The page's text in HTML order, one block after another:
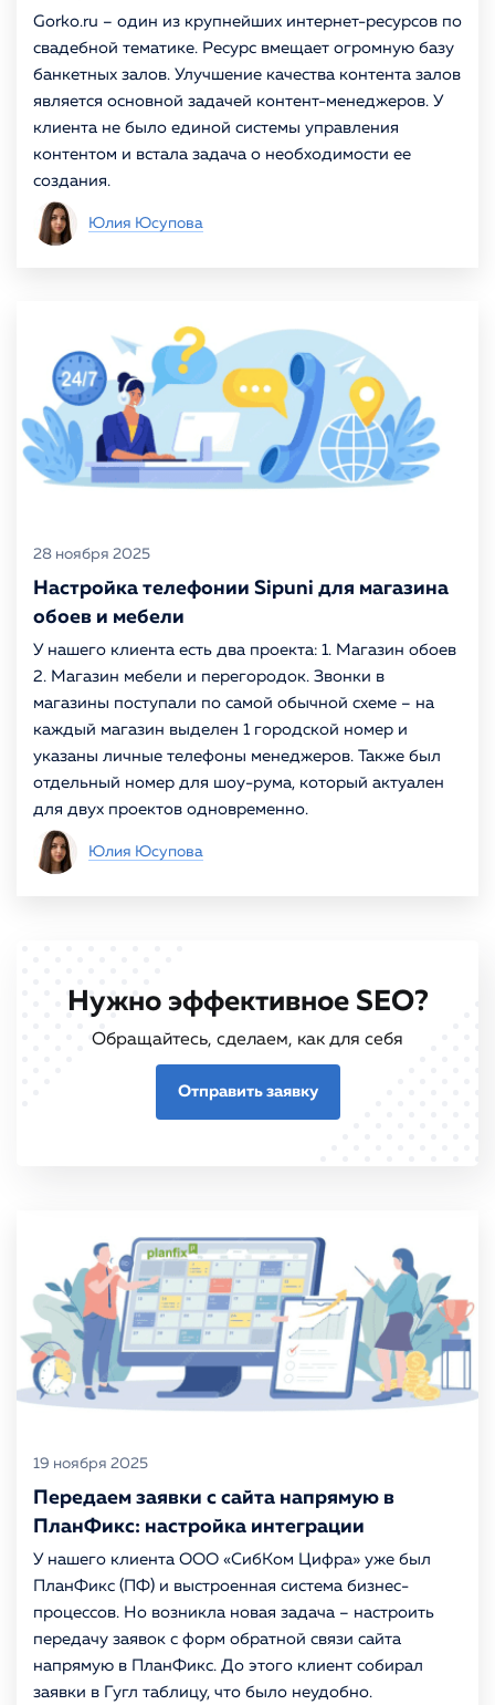
Gorko.ru – один из крупнейших интернет-ресурсов по
свадебной тематике. Ресурс вмещает огромную базу
банкетных залов. Улучшение качества контента залов
является основной задачей контент-менеджеров. У
клиента не было единой системы управления
контентом и встала задача о необходимости ее
создания.
Юлия Юсупова
28 ноября 2025
Настройка телефонии Sipuni для магазина
обоев и мебели
У нашего клиента есть два проекта: 1. Магазин обоев
2. Магазин мебели и перегородок. Звонки в
магазины поступали по самой обычной схеме – на
каждый магазин выделен 1 городской номер и
указаны личные телефоны менеджеров. Также был
отдельный номер для шоу-рума, который актуален
для двух проектов одновременно.
Юлия Юсупова
Нужно эффективное SEO?
Обращайтесь, сделаем, как для себя
Отправить заявку
19 ноября 2025
Передаем заявки с сайта напрямую в
ПланФикс: настройка интеграции
У нашего клиента ООО «СибКом Цифра» уже был
ПланФикс (ПФ) и выстроенная система бизнес-
процессов. Но возникла новая задача – настроить
передачу заявок с форм обратной связи сайта
напрямую в ПланФикс. До этого клиент собирал
заявки в Гугл таблицу, что было неудобно.